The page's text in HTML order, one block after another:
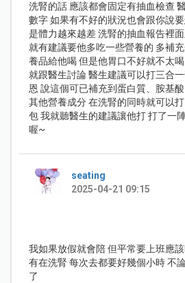
洗腎的話 應該都會固定有抽血檢查
數字 如果有不好的狀況也會跟你說
是體力越來越差 洗腎的抽血報告裡
就有建議要他多吃一些營養的 多補
養品給他喝 但是他胃口不好就不太
就跟醫生討論 醫生建議可以打三合
恩 說這個可已補充到蛋白質、胺基
其他營養成分 在洗腎的同時就可以
包 我就聽醫生的建議讓他打 打了一
喔~
seating
2025-04-21 09:15
我如果放假就會陪 但平常要上班應
有在洗腎 每次去都要好幾個小時 不
了